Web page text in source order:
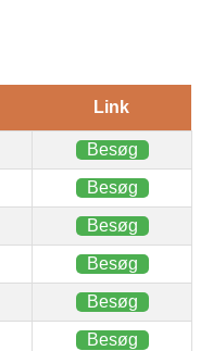
Link
Besøg
Besøg
Besøg
Besøg
Besøg
Besøg